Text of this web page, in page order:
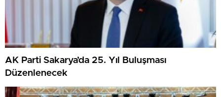
AK Parti Sakarya’da 25. Yıl Buluşması
Düzenlenecek